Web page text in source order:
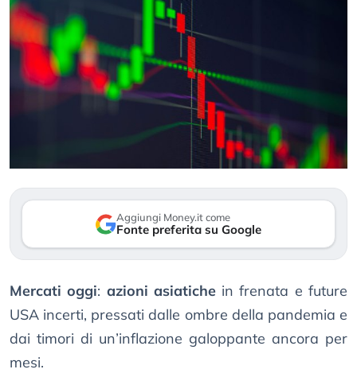
Aggiungi Money.it come
Fonte preferita su Google
Mercati oggi: azioni asiatichein frenata e future
USA incerti, pressati dalle ombre della pandemia e
dai timori di un’inflazione galoppante ancora per
mesi.